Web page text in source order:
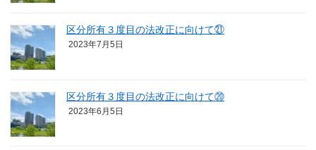
区分所有３度目の法改正に向けて㉑
2023年7月5日
区分所有３度目の法改正に向けて⑳
2023年6月5日